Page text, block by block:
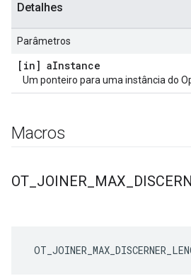
Detalhes
Parâmetros
[in] aInstance
Um ponteiro para uma instância do
Macros
OT JOINER MAX